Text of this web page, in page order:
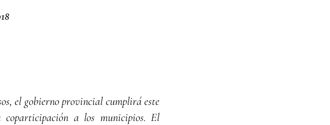
el gobierno provincial cumplirá este
a los municipios. El